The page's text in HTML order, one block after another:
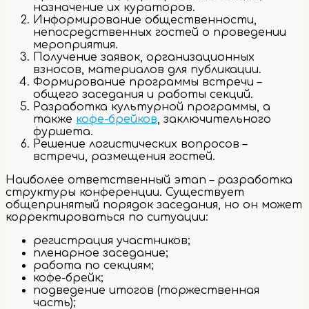
назначение их кураторов.
Информирование общественности,
непосредственных гостей о проведении
мероприятия.
Получение заявок, организационных
взносов, материалов для публикации.
Формирование программы встречи –
общего заседания и работы секций.
Разработка культурной программы, а
также кофе-брейков, заключительного
фуршета.
Решение логистических вопросов –
встречи, размещения гостей.
Наиболее ответственный этап – разработка
структуры конференции. Существует
общепринятый порядок заседания, но он может
корректироваться по ситуации:
регистрация участников;
пленарное заседание;
работа по секциям;
кофе-брейк;
подведение итогов (торжественная
часть);